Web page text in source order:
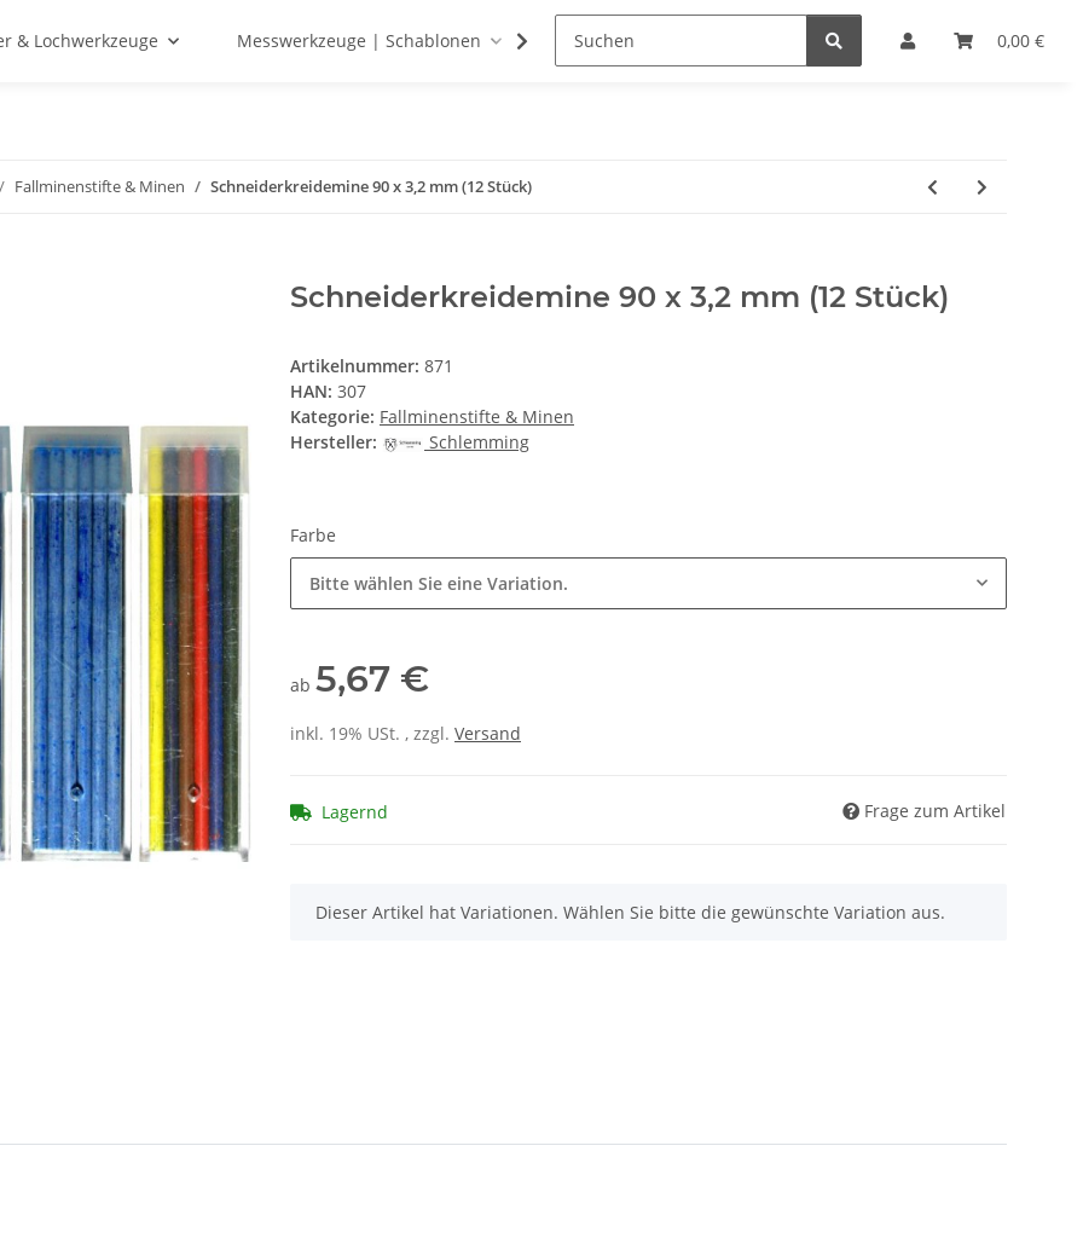
0,00 €
& Lochwerkzeuge Messwerkzeuge | Schablonen Lupen Sonstiges SALE %
Fallminenstifte & Minen Schneiderkreidemine 90 x 3,2 mm (12 Stück)
Schneiderkreidemine 90 x 3,2 mm (12 Stück)
Artikelnummer: 871
HAN: 307
Kategorie: Fallminenstifte & Minen
Hersteller:
Schlemming
Farbe
Bitte wählen Sie eine Variation.
ab 5,67 €
inkl. 19% USt. , zzgl. Versand
Lagernd Frage zum Artikel
x
Dieser Artikel hat Variationen. Wählen Sie bitte die gewünschte Variation aus.